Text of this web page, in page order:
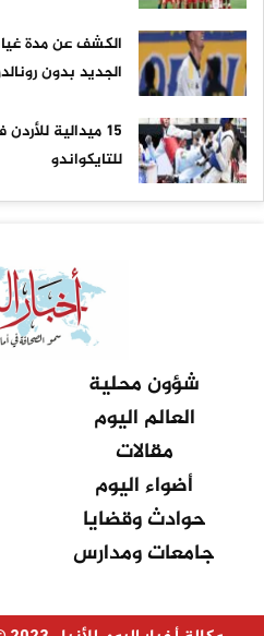
الكشف عن مدة
الجديد بدون
15 ميدالية
للتايكواندو
شؤون محلية
العالم اليوم
مقالات
أضواء اليوم
حوادث وقضايا
جامعات ومدارس